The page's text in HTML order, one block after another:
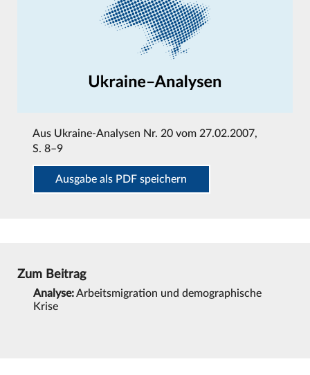
Aus Ukraine-Analysen Nr. 20 vom 27.02.2007,
S. 8–9
Ausgabe als PDF speichern
Zum Beitrag
Analyse:Arbeitsmigration und demographische
Krise